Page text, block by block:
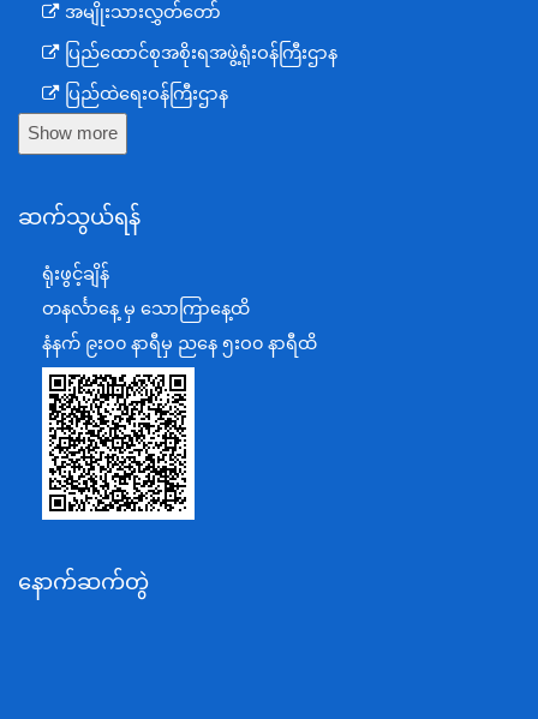
အမျိုးသားလွှတ်တော်
ပြည်ထောင်စုအစိုးရအဖွဲ့ရုံးဝန်ကြီးဌာန
ပြည်ထဲရေးဝန်ကြီးဌာန
ကာကွယ်ရေးဝန်ကြီးဌာန
စီမံကိန်း၊ဘဏ္ဍာရေးနှင့်စက်မှုဝန်ကြီးဌာန
အပြည်ပြည်ဆိုင်ရာပူးပေါင်းဆောင်ရွက်ရေးဝန်ကြီးဌာန
ပြန်ကြားရေးဝန်ကြီးဌာန
သာသနာရေးနှင့် ယဉ်ကျေးမှုဝန်ကြီးဌာန
စိုက်ပျိုးရေး၊မွေးမြူရေးနှင့်ဆည်မြောင်းဝန်ကြီးဌာန
ပို့ဆောင်ရေးနှင့်ဆက်သွယ်ရေးဝန်ကြီးဌာန
သယံဇာတနှင့်ပတ်ဝန်းကျင်ထိန်းသိမ်းရေးဝန်ကြီးဌာန
အလုပ်သမား၊လူဝင်မှုကြီးကြပ်ရေးနှင့်ပြည်သူ့အင်အား
Show more
ဆက်သွယ်ရန်
ရုံးဖွင့်ချိန်
တနင်္လာနေ့ မှ သောကြာနေ့ထိ
နံနက် ၉းဝ၀ နာရီမှ ညနေ ၅းဝ၀ နာရီထိ
နောက်ဆက်တွဲ